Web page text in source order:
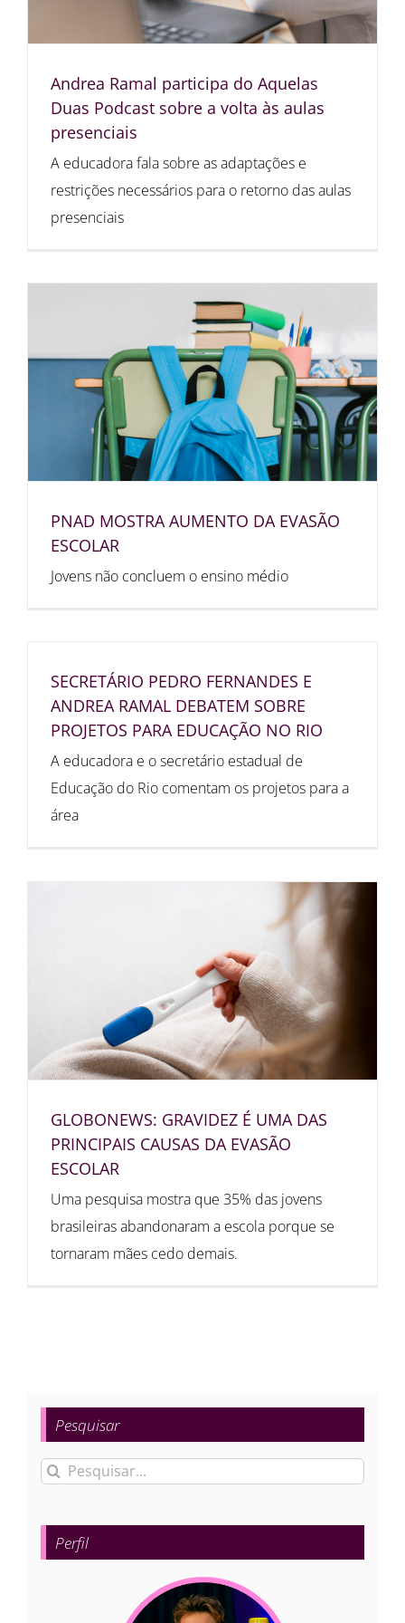
Andrea Ramal participa do Aquelas
Duas Podcast sobre a volta às aulas
presenciais
A educadora fala sobre as adaptações e
restrições necessários para o retorno das aulas
presenciais
PNAD MOSTRA AUMENTO DA EVASÃO
ESCOLAR
Jovens não concluem o ensino médio
SECRETÁRIO PEDRO FERNANDES E
ANDREA RAMAL DEBATEM SOBRE
PROJETOS PARA EDUCAÇÃO NO RIO
A educadora e o secretário estadual de
Educação do Rio comentam os projetos para a
área
GLOBONEWS: GRAVIDEZ É UMA DAS
PRINCIPAIS CAUSAS DA EVASÃO
ESCOLAR
Uma pesquisa mostra que 35% das jovens
brasileiras abandonaram a escola porque se
tornaram mães cedo demais.
Pesquisar
Buscar
para:
Perfil